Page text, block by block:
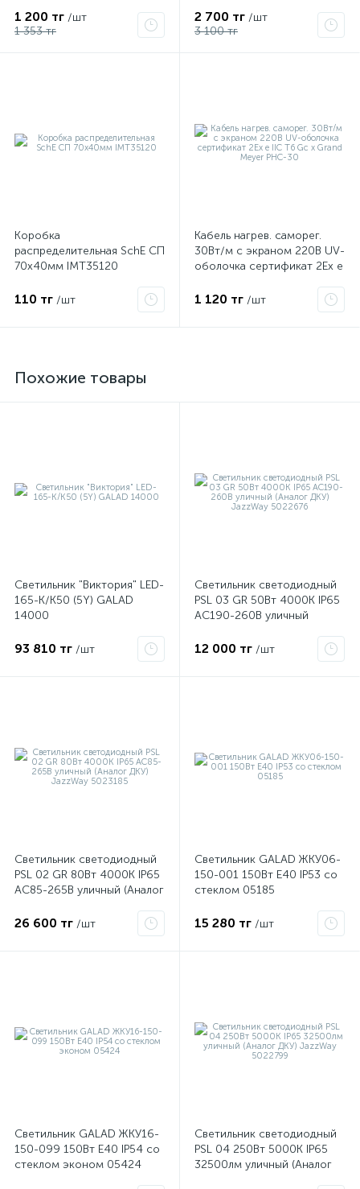
1 200 тг /шт
1 353 тг
2 700 тг /шт
3 100 тг
Коробка
распределительная SchE СП
70х40мм IMT35120
110 тг /шт
Кабель нагрев. саморег.
30Вт/м с экраном 220В UV-
оболочка сертификат 2Ex e
PHC-30
1 120 тг /шт
Похожие товары
Светильник "Виктория" LED-
165-К/К50 (5Y) GALAD
14000
93 810 тг /шт
Светильник светодиодный
PSL 03 GR 50Вт 4000К IP65
AC190-260В уличный
5022676
12 000 тг /шт
Светильник светодиодный
PSL 02 GR 80Вт 4000К IP65
AC85-265В уличный (Аналог
26 600 тг /шт
Светильник GALAD ЖКУ06-
150-001 150Вт E40 IP53 со
стеклом 05185
15 280 тг /шт
Светильник GALAD ЖКУ16-
150-099 150Вт E40 IP54 со
стеклом эконом 05424
Светильник светодиодный
PSL 04 250Вт 5000К IP65
32500лм уличный (Аналог